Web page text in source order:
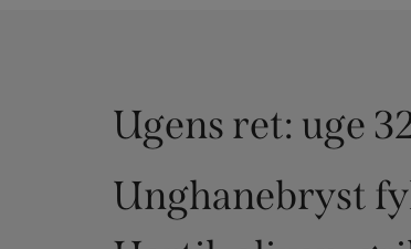
Ugens ret: uge
Unghanebryst